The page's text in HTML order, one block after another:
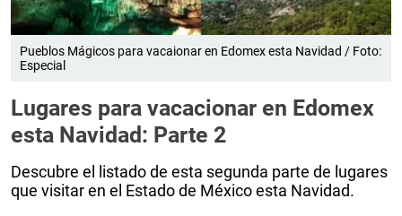
Pueblos Mágicos para vacaionar en Edomex esta Navidad / Foto:
Especial
Lugares para vacacionar en Edomex
esta Navidad: Parte 2
Descubre el listado de esta segunda parte de lugares
que visitar en el Estado de México esta Navidad.